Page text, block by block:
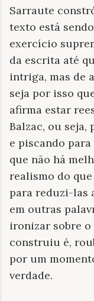
Sarraute
texto está
exercício
da escrita até
intriga, mas de
seja por isso
afirma estar
Balzac, ou seja,
e piscando
que não há
realismo do
para reduzi-las
em outras
ironizar sobre
construiu é,
por um
verdade.